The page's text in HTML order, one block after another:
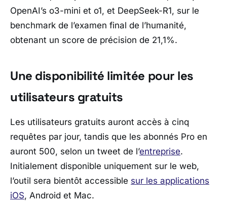
OpenAI’s o3-mini et o1, et DeepSeek-R1, sur le
benchmark de l’examen final de l’humanité,
obtenant un score de précision de 21,1%.
Une disponibilité limitée pour les
utilisateurs gratuits
Les utilisateurs gratuits auront accès à cinq
requêtes par jour, tandis que les abonnés Pro en
auront 500, selon un tweet de l’entreprise.
Initialement disponible uniquement sur le web,
l’outil sera bientôt accessible sur les applications
iOS, Android et Mac.